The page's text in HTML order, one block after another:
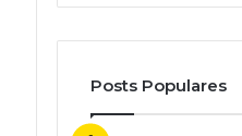
Posts Populares